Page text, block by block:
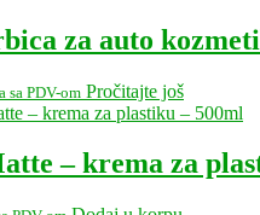
рсд
više
biti
na
za auto
рсд.
sa PDV-om Pročitajte još
– krema za